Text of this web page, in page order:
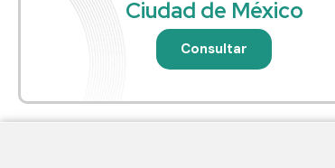
Ciudad de México
Consultar